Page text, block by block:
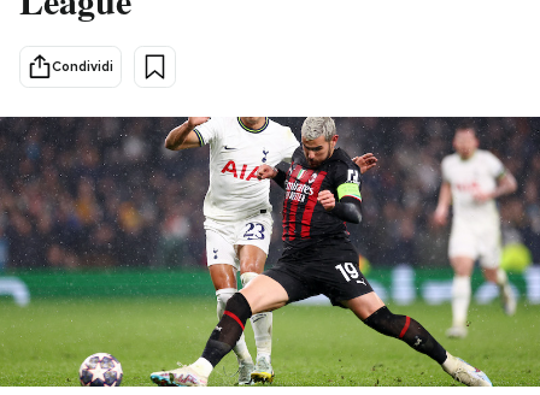
Internet
Scienza
Economia
Sport
Altrecose
Mondiali calcio 2026
PODCAST
NEWSLETTER
Condividi